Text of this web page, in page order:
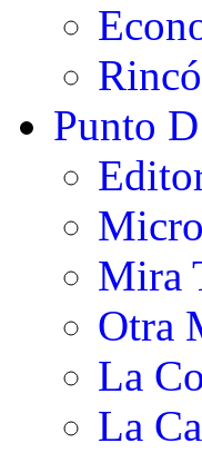
Punto
Mira
Otra
La
La